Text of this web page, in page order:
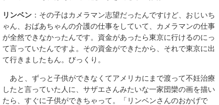
リンベン ：その子はカメラマン志望だったんですけど、おじいち
ゃん、おばあちゃんの介護の仕事をしていて、カメラマンの仕事
が全然できなかったんです。資金があったら東京に行けるのにっ
て言っていたんですよ。その資金ができたから、それで東京に出
て行きましたもん。びっくり。
あと、ずっと子供ができなくてアメリカにまで渡って不妊治療
したと言っていた人に、サザエさんみたいな一家団欒の画を描い
たら、すぐに子供ができちゃって。「リンベンさんのおかげで